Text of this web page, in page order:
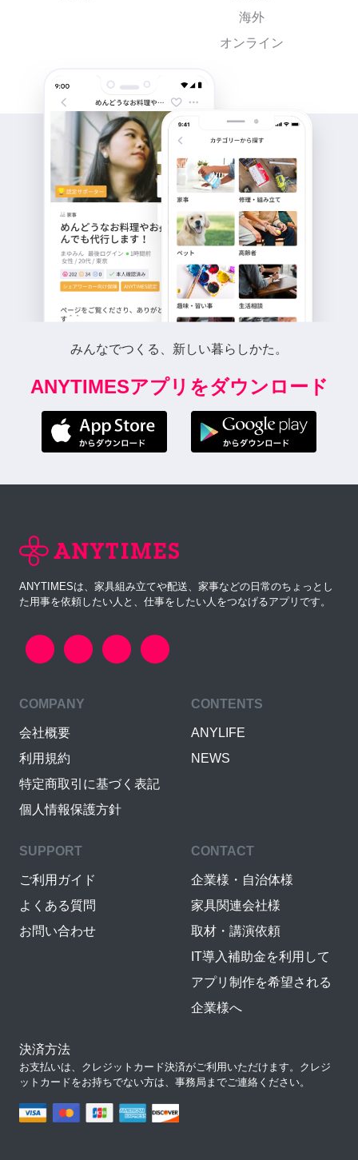
海外
オンライン
みんなでつくる、新しい暮らしかた。
ANYTIMESアプリをダウンロード
ANYTIMESは、家具組み立てや配送、家事などの日常のちょっとし
た用事を依頼したい人と、仕事をしたい人をつなげるアプリです。
COMPANY
会社概要
利用規約
特定商取引に基づく表記
個人情報保護方針
CONTENTS
ANYLIFE
NEWS
SUPPORT
ご利用ガイド
よくある質問
お問い合わせ
CONTACT
企業様・自治体様
家具関連会社様
取材・講演依頼
IT導入補助金を利用して
アプリ制作を希望される
企業様へ
決済方法
お支払いは、クレジットカード決済がご利用いただけます。クレジ
ットカードをお持ちでない方は、事務局までご連絡ください。